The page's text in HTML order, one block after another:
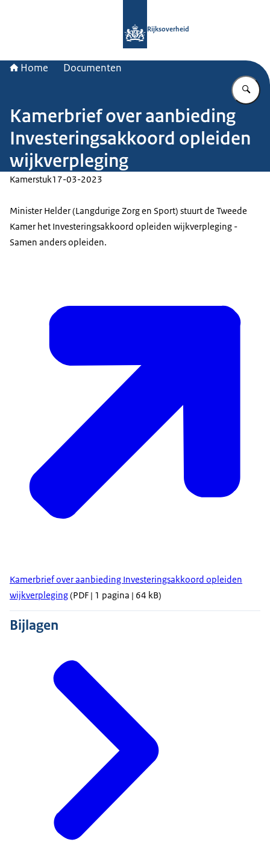
Rijksoverheid
Home Documenten
Kamerbrief over aanbieding
Investeringsakkoord opleiden
wijkverpleging
Kamerstuk17-03-2023
Minister Helder (Langdurige Zorg en Sport) stuurt de Tweede
Kamer het Investeringsakkoord opleiden wijkverpleging -
Samen anders opleiden.
Kamerbrief over aanbieding Investeringsakkoord opleiden
wijkverpleging(PDF | 1 pagina | 64 kB)
Bijlagen